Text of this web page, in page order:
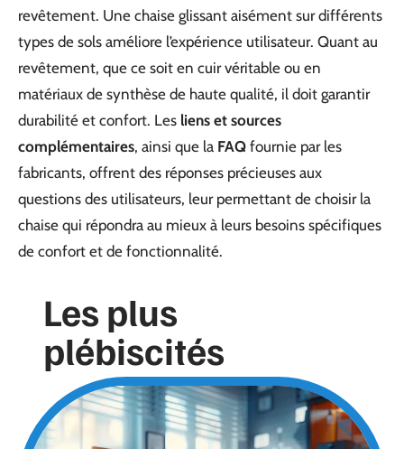
revêtement. Une chaise glissant aisément sur différents
types de sols améliore l’expérience utilisateur. Quant au
revêtement, que ce soit en cuir véritable ou en
matériaux de synthèse de haute qualité, il doit garantir
durabilité et confort. Les liens et sources
complémentaires, ainsi que la FAQ fournie par les
fabricants, offrent des réponses précieuses aux
questions des utilisateurs, leur permettant de choisir la
chaise qui répondra au mieux à leurs besoins spécifiques
de confort et de fonctionnalité.
Les plus
plébiscités